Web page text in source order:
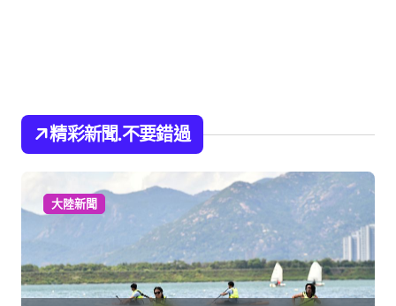
精彩新聞.不要錯過
大陸新聞